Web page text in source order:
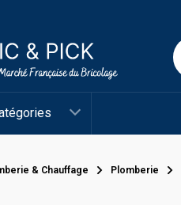
& Chauffage Plomberie